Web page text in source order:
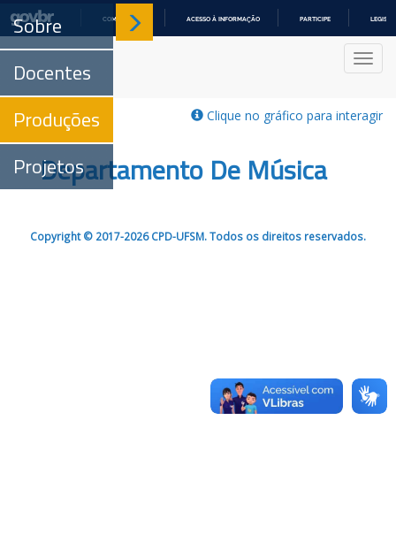
COMUNICA BR ACESSO À INFORMAÇÃO PARTICIPE
Sobre
Docentes
Produções
Projetos
Clique no gráfico para interagir
Departamento De Música
Copyright © 2017-2026 CPD-UFSM. Todos os direitos reservados.